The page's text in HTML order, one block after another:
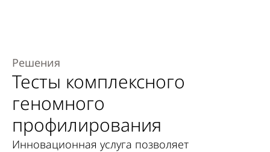
Решения
Тесты комплексного
геномного
профилирования
Инновационная услуга позволяет